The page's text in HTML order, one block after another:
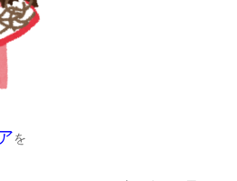
を